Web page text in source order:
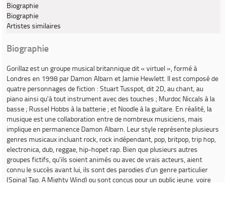
Biographie
Biographie
Artistes similaires
Biographie
Gorillazest un groupe musical britannique dit « virtuel », formé à
Londres en 1998 par Damon Albarn et Jamie Hewlett. Il est composé de
quatre personnages de fiction : Stuart Tusspot, dit 2D, au chant, au
piano ainsi qu'à tout instrument avec des touches ; Murdoc Niccals à la
basse ; Russel Hobbs à la batterie ; et Noodle à la guitare. En réalité, la
musique est une collaboration entre de nombreux musiciens, mais
implique en permanence Damon Albarn. Leur style représente plusieurs
genres musicaux incluant rock, rock indépendant, pop, britpop, trip hop,
electronica, dub, reggae, hip-hopet rap. Bien que plusieurs autres
groupes fictifs, qu'ils soient animés ou avec de vrais acteurs, aient
connu le succès avant lui, ils sont des parodies d'un genre particulier
(Spinal Tap, A Mighty Wind) ou sont conçus pour un public jeune, voire